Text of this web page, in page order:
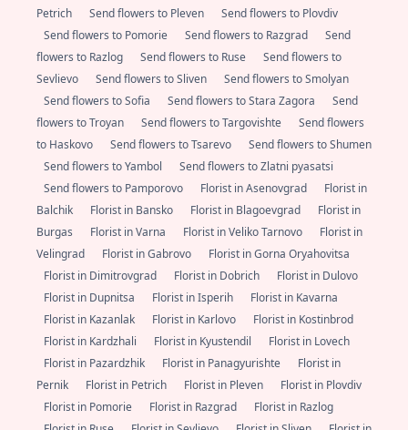
Petrich
Send flowers to Pleven
Send flowers to Plovdiv
Send flowers to Pomorie
Send flowers to Razgrad
Send
flowers to Razlog
Send flowers to Ruse
Send flowers to
Sevlievo
Send flowers to Sliven
Send flowers to Smolyan
Send flowers to Sofia
Send flowers to Stara Zagora
Send
flowers to Troyan
Send flowers to Targovishte
Send flowers
to Haskovo
Send flowers to Tsarevo
Send flowers to Shumen
Send flowers to Yambol
Send flowers to Zlatni pyasatsi
Send flowers to Pamporovo
Florist in Asenovgrad
Florist in
Balchik
Florist in Bansko Florist in Blagoevgrad
Florist in
Burgas
Florist in Varna Florist in Veliko Tarnovo
Florist in
Velingrad
Florist in Gabrovo
Florist in Gorna Oryahovitsa
Florist in Dimitrovgrad
Florist in Dobrich
Florist in Dulovo
Florist in Dupnitsa
Florist in Isperih
Florist in Kavarna
Florist in Kazanlak
Florist in Karlovo
Florist in Kostinbrod
Florist in Kardzhali
Florist in Kyustendil
Florist in Lovech
Florist in Pazardzhik
Florist in Panagyurishte
Florist in
Pernik
Florist in Petrich Florist in Pleven
Florist in Plovdiv
Florist in Pomorie
Florist in Razgrad
Florist in Razlog